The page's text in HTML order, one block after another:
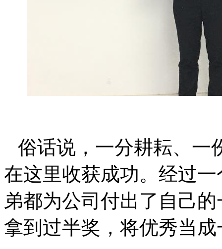
俗话说，一分耕耘、一
在这里收获成功。经过
弟都为公司付出了自己
拿到过半奖，将优秀当